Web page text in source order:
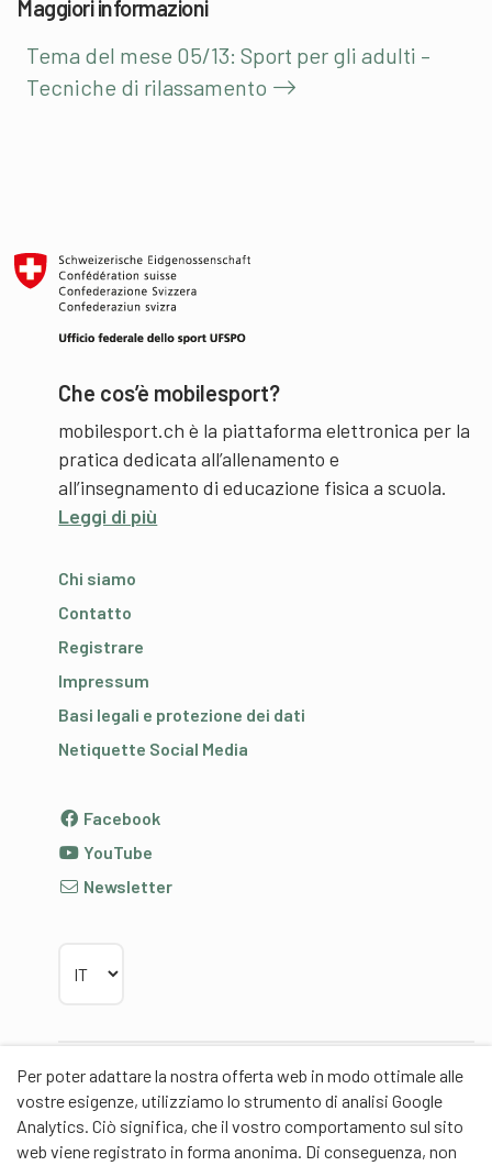
Per poter adattare la nostra offerta web in modo ottimale alle
vostre esigenze, utilizziamo lo strumento di analisi Google
Analytics. Ciò significa, che il vostro comportamento sul sito
web viene registrato in forma anonima. Di conseguenza, non
Maggiori informazioni
Tema del mese 05/13: Sport per gli adulti –
Tecniche di rilassamento
Che cos’è mobilesport?
mobilesport.ch è la piattaforma elettronica per la
pratica dedicata all’allenamento e
all’insegnamento di educazione fisica a scuola.
Leggi di più
Chi siamo
Contatto
Registrare
Impressum
Basi legali e protezione dei dati
Netiquette Social Media
Facebook
YouTube
Newsletter
Partner